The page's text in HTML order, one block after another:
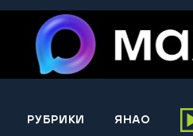
РУБРИКИ ЯНАО